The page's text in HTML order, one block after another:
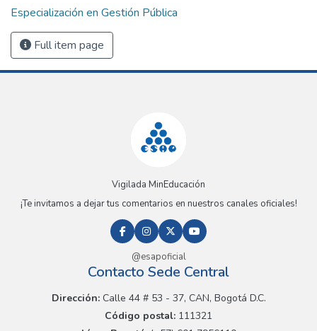
Especialización en Gestión Pública
Full item page
Vigilada MinEducación
¡Te invitamos a dejar tus comentarios en nuestros canales oficiales!
@esapoficial
Contacto Sede Central
Dirección:Calle 44 # 53 - 37, CAN, Bogotá D.C.
Código postal: 111321